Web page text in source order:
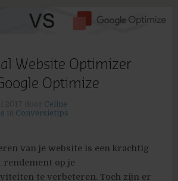
Website Optimizer
Optimize
Celine
Conversietips
van je website is een krachtig
rendement op je
te verbeteren. Toch zijn er